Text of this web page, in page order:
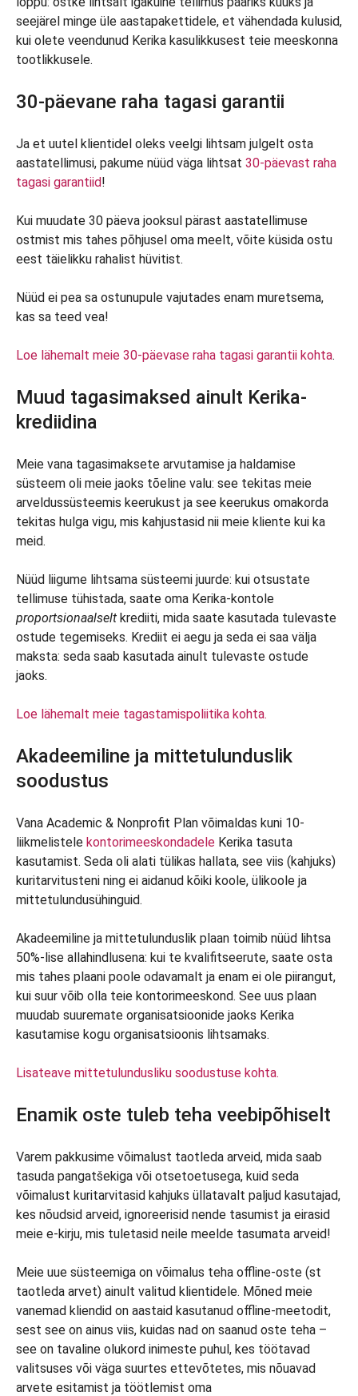
seejärel minge üle aastapakettidele, et vähendada kulusid,
kui olete veendunud Kerika kasulikkusest teie meeskonna
tootlikkusele.
30-päevane raha tagasi garantii
Ja et uutel klientidel oleks veelgi lihtsam julgelt osta
aastatellimusi, pakume nüüd väga lihtsat 30-päevast raha
tagasi garantiid!
Kui muudate 30 päeva jooksul pärast aastatellimuse
ostmist mis tahes põhjusel oma meelt, võite küsida ostu
eest täielikku rahalist hüvitist.
Nüüd ei pea sa ostunupule vajutades enam muretsema,
kas sa teed vea!
Loe lähemalt meie 30-päevase raha tagasi garantii kohta.
Muud tagasimaksed ainult Kerika-
krediidina
Meie vana tagasimaksete arvutamise ja haldamise
süsteem oli meie jaoks tõeline valu: see tekitas meie
arveldussüsteemis keerukust ja see keerukus omakorda
tekitas hulga vigu, mis kahjustasid nii meie kliente kui ka
meid.
Nüüd liigume lihtsama süsteemi juurde: kui otsustate
tellimuse tühistada, saate oma Kerika-kontole
proportsionaalselt krediiti, mida saate kasutada tulevaste
ostude tegemiseks. Krediit ei aegu ja seda ei saa välja
maksta: seda saab kasutada ainult tulevaste ostude
jaoks.
Loe lähemalt meie tagastamispoliitika kohta.
Akadeemiline ja mittetulunduslik
soodustus
Vana Academic & Nonprofit Plan võimaldas kuni 10-
liikmelistele kontorimeeskondadele Kerika tasuta
kasutamist. Seda oli alati tülikas hallata, see viis (kahjuks)
kuritarvitusteni ning ei aidanud kõiki koole, ülikoole ja
mittetulundusühinguid.
Akadeemiline ja mittetulunduslik plaan toimib nüüd lihtsa
50%-lise allahindlusena: kui te kvalifitseerute, saate osta
mis tahes plaani poole odavamalt ja enam ei ole piirangut,
kui suur võib olla teie kontorimeeskond. See uus plaan
muudab suuremate organisatsioonide jaoks Kerika
kasutamise kogu organisatsioonis lihtsamaks.
Lisateave mittetulundusliku soodustuse kohta.
Enamik oste tuleb teha veebipõhiselt
Varem pakkusime võimalust taotleda arveid, mida saab
tasuda pangatšekiga või otsetoetusega, kuid seda
võimalust kuritarvitasid kahjuks üllatavalt paljud kasutajad,
kes nõudsid arveid, ignoreerisid nende tasumist ja eirasid
meie e-kirju, mis tuletasid neile meelde tasumata arveid!
Meie uue süsteemiga on võimalus teha offline-oste (st
taotleda arvet) ainult valitud klientidele. Mõned meie
vanemad kliendid on aastaid kasutanud offline-meetodit,
sest see on ainus viis, kuidas nad on saanud oste teha –
see on tavaline olukord inimeste puhul, kes töötavad
valitsuses või väga suurtes ettevõtetes, mis nõuavad
arvete esitamist ja töötlemist oma